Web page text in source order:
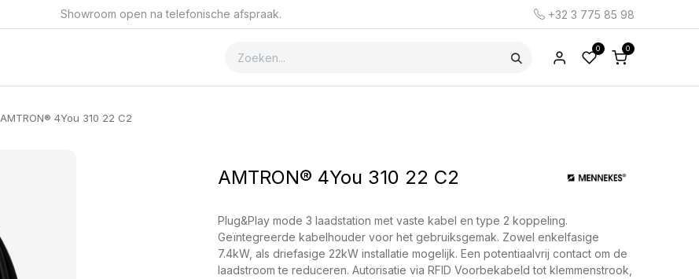
Showroom open na telefonische afspraak. +32 3 775 85 98
0 0
AMTRON® 4You 310 22 C2
AMTRON® 4You 310 22 C2
Plug&Play mode 3 laadstation met vaste kabel en type 2 koppeling.
Geïntegreerde kabelhouder voor het gebruiksgemak. Zowel enkelfasige
7.4kW, als driefasige 22kW installatie mogelijk. Een potentiaalvrij contact om de
laadstroom te reduceren. Autorisatie via RFID Voorbekabeld tot klemmenstrook,